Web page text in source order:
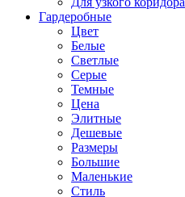
Гардеробные
Цвет
Белые
Светлые
Серые
Темные
Цена
Элитные
Дешевые
Размеры
Большие
Маленькие
Стиль